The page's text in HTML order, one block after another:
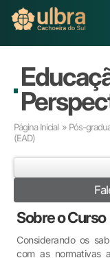
Buscar
Educação a
Pesquisa
Extensão
Página Inicial » Pós-
(EAD)
Sobre o Curso
Considerando os
com as normativas